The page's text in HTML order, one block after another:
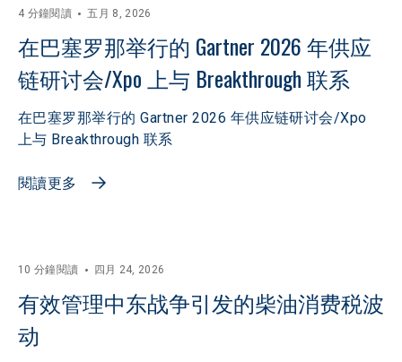
4 分鐘閱讀 五月 8, 2026
在巴塞罗那举行的 Gartner 2026 年供应
链研讨会/Xpo 上与 Breakthrough 联系
在巴塞罗那举行的 Gartner 2026 年供应链研讨会/Xpo
上与 Breakthrough 联系
閱讀更多
10 分鐘閱讀 四月 24, 2026
有效管理中东战争引发的柴油消费税波
动